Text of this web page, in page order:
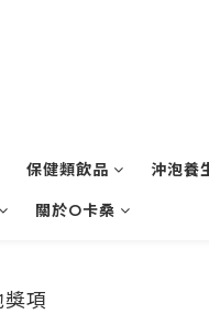
保健類飲品 沖泡養
關於O卡桑
項